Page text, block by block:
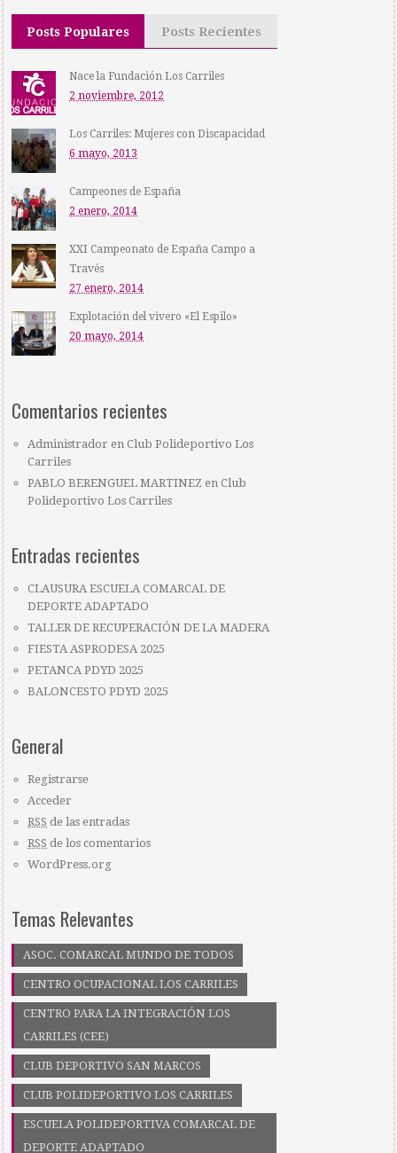
Posts Populares Posts Recientes
Nace la Fundación Los Carriles
2 noviembre, 2012
Los Carriles: Mujeres con Discapacidad
6 mayo, 2013
Campeones de España
2 enero, 2014
XXI Campeonato de España Campo a
Través
27 enero, 2014
Explotación del vivero «El Espilo»
20 mayo, 2014
Comentarios recientes
Administrador en Club Polideportivo Los
Carriles
PABLO BERENGUEL MARTINEZ en Club
Polideportivo Los Carriles
Entradas recientes
CLAUSURA ESCUELA COMARCAL DE
DEPORTE ADAPTADO
TALLER DE RECUPERACIÓN DE LA MADERA
FIESTA ASPRODESA 2025
PETANCA PDYD 2025
BALONCESTO PDYD 2025
General
Registrarse
Acceder
RSS de las entradas
RSS de los comentarios
WordPress.org
Temas Relevantes
ASOC. COMARCAL MUNDO DE TODOS
CENTRO OCUPACIONAL LOS CARRILES
CENTRO PARA LA INTEGRACIÓN LOS
CARRILES (CEE)
CLUB DEPORTIVO SAN MARCOS
CLUB POLIDEPORTIVO LOS CARRILES
ESCUELA POLIDEPORTIVA COMARCAL DE
DEPORTE ADAPTADO